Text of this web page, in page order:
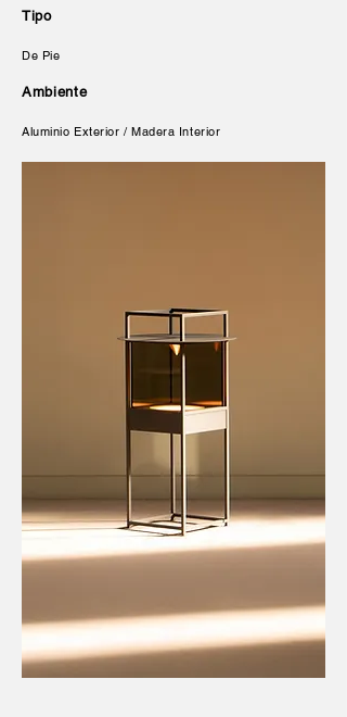
Tipo
De Pie
Ambiente
Aluminio Exterior / Madera Interior